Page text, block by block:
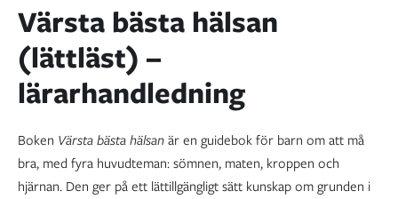
Värsta bästa hälsan
(lättläst) –
lärarhandledning
Boken Värsta bästa hälsanär en guidebok för barn om att må
bra, med fyra huvudteman: sömnen, maten, kroppen och
hjärnan. Den ger på ett lättillgängligt sätt kunskap om grunden i